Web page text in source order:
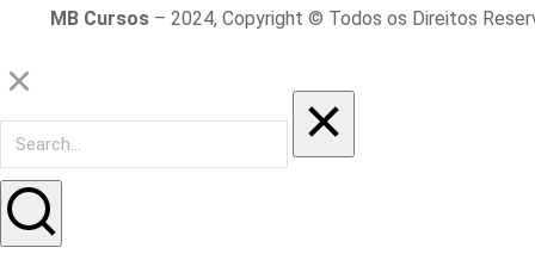
MB Cursos – 2024, Copyright © Todos os Direitos